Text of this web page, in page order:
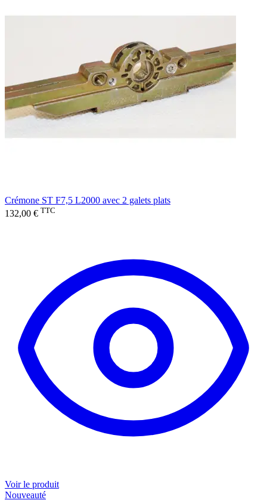
Crémone ST F7,5 L2000 avec 2 galets plats
132,00 € TTC
Voir le produit
Nouveauté